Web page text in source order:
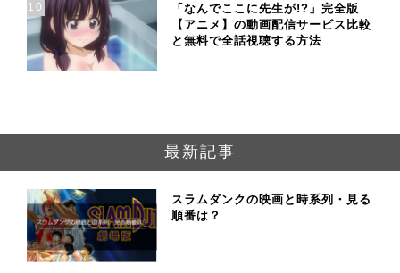
10
「なんでここに先生が!?」完全版
【アニメ】の動画配信サービス比較
と無料で全話視聴する方法
最新記事
スラムダンクの映画と時系列・見る
順番は？